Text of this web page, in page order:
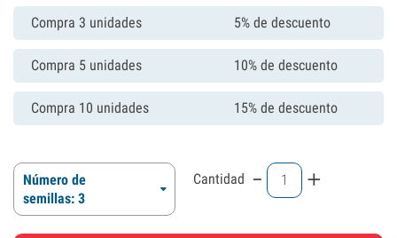
Compra 3 unidades 5% de descuento
Compra 5 unidades 10% de descuento
Compra 10 unidades 15% de descuento
Número de
semillas: 3
Cantidad - +